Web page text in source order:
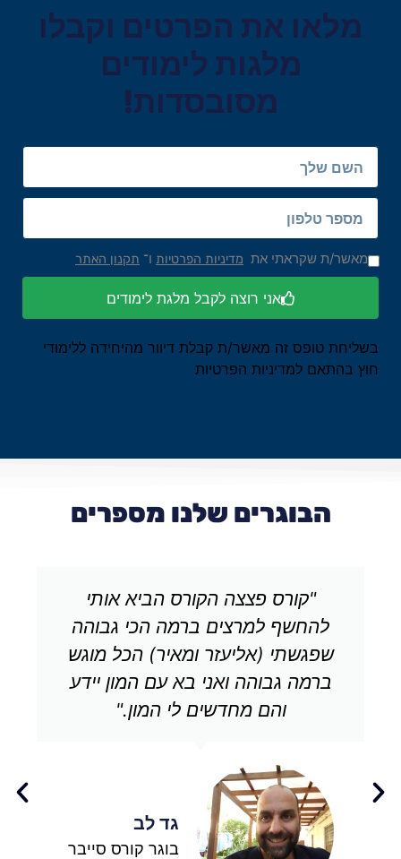
מלאו את הפרטים וקבלו
מלגות לימודים
מסובסדות!
מאשר/ת שקראתי את מדיניות הפרטיות ו־ תקנון האתר
אני רוצה לקבל מלגת לימודים
בשליחת טופס זה מאשר/ת קבלת דיוור מהיחידה ללימודי
חוץ בהתאם למדיניות הפרטיות
הבוגרים שלנו מספרים
"קורס פצצה הקורס הביא אותי
להחשף למרצים ברמה הכי גבוהה
שפגשתי (אליעזר ומאיר) הכל מוגש
ברמה גבוהה ואני בא עם המון יידע
והם מחדשים לי המון."
גד לב
בוגר קורס סייבר